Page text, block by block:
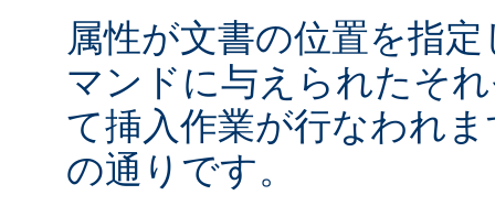
属性が文書の位置を指
マンドに与えられたそ
て挿入作業が行なわれ
の通りです。